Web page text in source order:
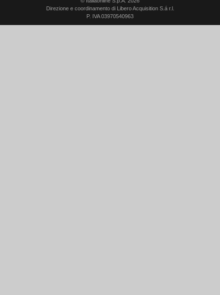
Direzione e coordinamento di Libero Acquisition S.á r.l.
P. IVA 03970540963